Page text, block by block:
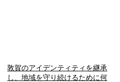
敦賀のアイデンティティを継承
し、地域を守り続けるために何